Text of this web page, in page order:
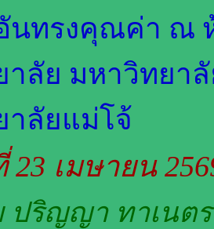
นทรงคุณค่า ณ
ลัย มหาวิทยา
าลัยแม่โจ้
23 เมษายน
ปริญญา ทาเนตร